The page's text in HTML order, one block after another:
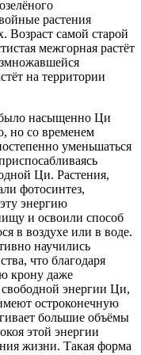
растения
Возраст самой старой
межгорная растёт
на территории
насыщенно Ци
но со временем
уменьшаться
Ци. Растения,
фотосинтез,
энергию
и освоили способ
в воздухе или в воде.
научились
что благодаря
крону даже
энергии Ци,
остроконечную
большие объёмы
этой энергии
жизни. Такая форма